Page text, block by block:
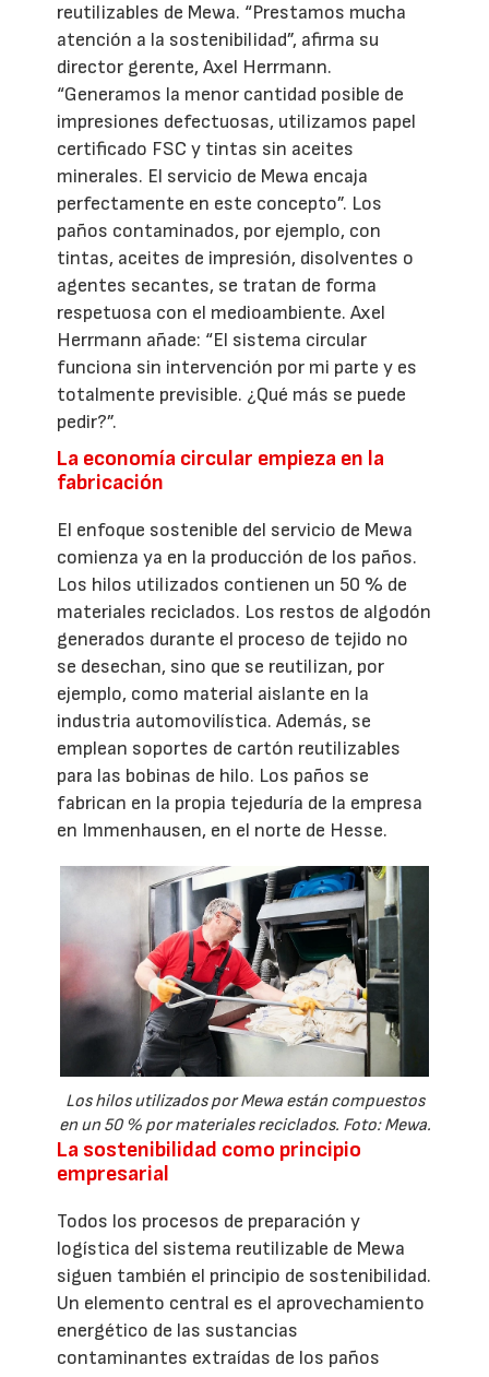
reutilizables de Mewa. “Prestamos mucha
atención a la sostenibilidad”, afirma su
director gerente, Axel Herrmann.
“Generamos la menor cantidad posible de
impresiones defectuosas, utilizamos papel
certificado FSC y tintas sin aceites
minerales. El servicio de Mewa encaja
perfectamente en este concepto”. Los
paños contaminados, por ejemplo, con
tintas, aceites de impresión, disolventes o
agentes secantes, se tratan de forma
respetuosa con el medioambiente. Axel
Herrmann añade: “El sistema circular
funciona sin intervención por mi parte y es
totalmente previsible. ¿Qué más se puede
pedir?”.
La economía circular empieza en la
fabricación
El enfoque sostenible del servicio de Mewa
comienza ya en la producción de los paños.
Los hilos utilizados contienen un 50 % de
materiales reciclados. Los restos de algodón
generados durante el proceso de tejido no
se desechan, sino que se reutilizan, por
ejemplo, como material aislante en la
industria automovilística. Además, se
emplean soportes de cartón reutilizables
para las bobinas de hilo. Los paños se
fabrican en la propia tejeduría de la empresa
en Immenhausen, en el norte de Hesse.
Los hilos utilizados por Mewa están compuestos
en un 50 % por materiales reciclados. Foto: Mewa.
La sostenibilidad como principio
empresarial
Todos los procesos de preparación y
logística del sistema reutilizable de Mewa
siguen también el principio de sostenibilidad.
Un elemento central es el aprovechamiento
energético de las sustancias
contaminantes extraídas de los paños